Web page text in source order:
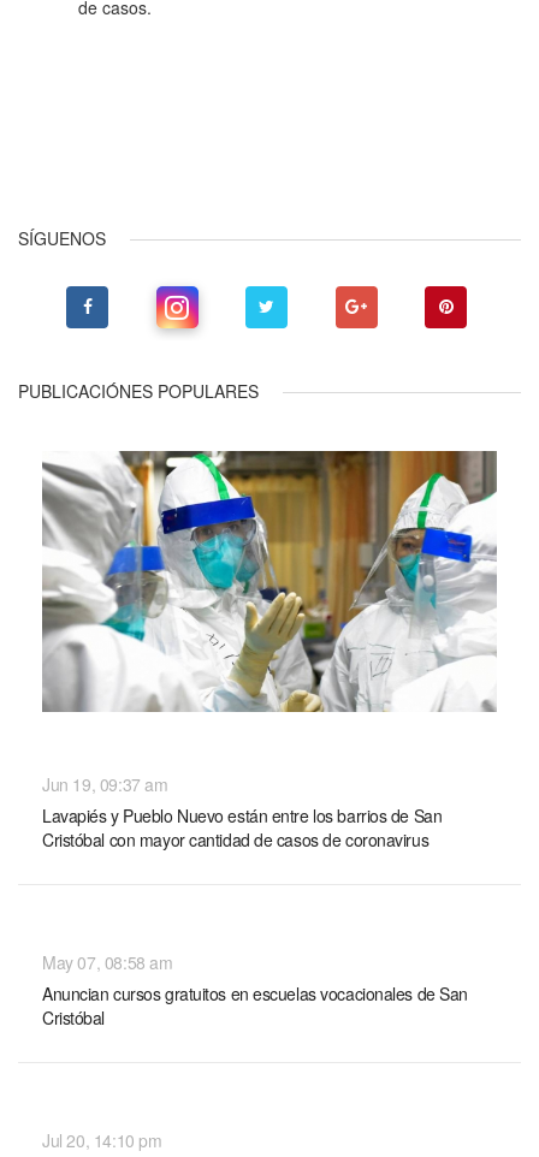
de casos.
SÍGUENOS
PUBLICACIÓNES POPULARES
Jun 19, 09:37 am
Lavapiés y Pueblo Nuevo están entre los barrios de San
Cristóbal con mayor cantidad de casos de coronavirus
May 07, 08:58 am
Anuncian cursos gratuitos en escuelas vocacionales de San
Cristóbal
Jul 20, 14:10 pm